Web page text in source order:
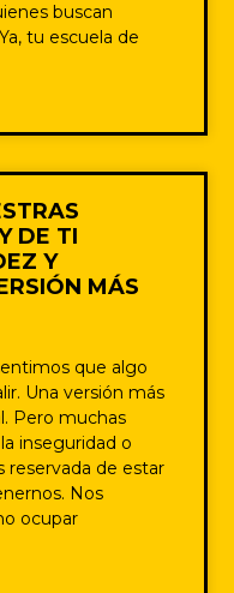
buscan
tu escuela de
DE TI
Y
MÁS
que algo
Una versión más
Pero muchas
inseguridad o
de estar
Nos
ocupar